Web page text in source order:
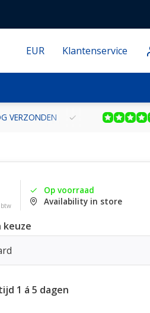
EUR Klantenservice
VERZONDEN GRATIS
btw
Op voorraad
Availability in store
keuze
1 á 5 dagen